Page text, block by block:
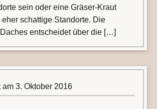
sein oder eine Gräser-Kraut
eher schattige Standorte. Die
entscheidet über die […]
am 3. Oktober 2016